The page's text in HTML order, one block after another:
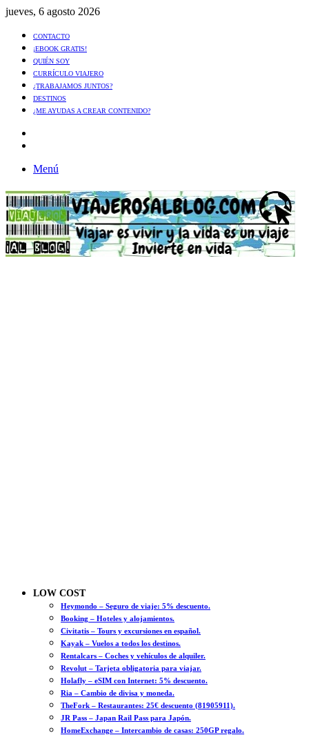
jueves, 6 agosto 2026
CONTACTO
¡EBOOK GRATIS!
QUIÉN SOY
CURRÍCULO VIAJERO
¿TRABAJAMOS JUNTOS?
DESTINOS
¿ME AYUDAS A CREAR CONTENIDO?
Menú
LOW COST
Heymondo – Seguro de viaje: 5% descuento.
Booking – Hoteles y alojamientos.
Civitatis – Tours y excursiones en español.
Kayak – Vuelos a todos los destinos.
Rentalcars – Coches y vehículos de alquiler.
Revolut – Tarjeta obligatoria para viajar.
Holafly – eSIM con Internet: 5% descuento.
Ria – Cambio de divisa y moneda.
TheFork – Restaurantes: 25€ descuento (81905911).
JR Pass – Japan Rail Pass para Japón.
HomeExchange – Intercambio de casas: 250GP regalo.